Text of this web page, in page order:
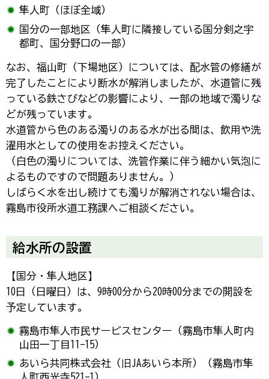
隼人町（ほぼ全域）
国分の一部地区（隼人町に隣接している国分剣之宇
都町、国分野口の一部）
なお、福山町（下場地区）については、配水管の修繕が
完了したことにより断水が解消しましたが、水道管に残
っている鉄さびなどの影響により、一部の地域で濁りな
どが残っています。
水道管から色のある濁りのある水が出る間は、飲用や洗
濯用水としての使用をお控えください。
（白色の濁りについては、洗管作業に伴う細かい気泡に
よるものですので問題ありません。）
しばらく水を出し続けても濁りが解消されない場合は、
霧島市役所水道工務課へご相談ください。
給水所の設置
【国分・隼人地区】
10日（日曜日）は、9時00分から20時00分までの開設を
予定しています。
霧島市隼人市民サービスセンター（霧島市隼人町内
山田一丁目11-15）
あいら共同株式会社（旧JAあいら本所）（霧島市隼
人町西光寺521-1）